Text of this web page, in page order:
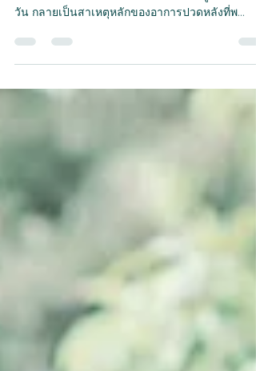
ปัญหาปวดหลังที่หลายคนเจอ ในยุคที่การทำงานต้อง